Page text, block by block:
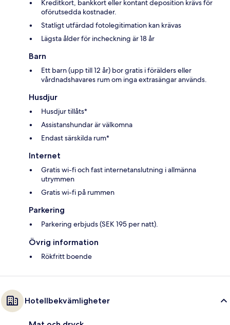
Kreditkort, bankkort eller kontant deposition krävs för
oförutsedda kostnader.
Statligt utfärdad fotolegitimation kan krävas
Lägsta ålder för incheckning är 18 år
Barn
Ett barn (upp till 12 år) bor gratis i förälders eller
vårdnadshavares rum om inga extrasängar används.
Husdjur
Husdjur tillåts*
Assistanshundar är välkomna
Endast särskilda rum*
Internet
Gratis wi-fi och fast internetanslutning i allmänna
utrymmen
Gratis wi-fi på rummen
Parkering
Parkering erbjuds (SEK 195 per natt).
Övrig information
Rökfritt boende
Hotellbekvämligheter